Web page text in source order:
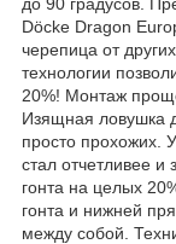
Döcke Dragon
черепица от
технологии
20%! Монтаж
Изящная ловушка
просто прохожих.
стал отчетливее
гонта на целых
гонта и нижней
между собой.